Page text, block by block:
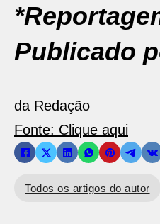
Publicado
da Redação
Fonte: Clique aqui
Todos os artigos do autor